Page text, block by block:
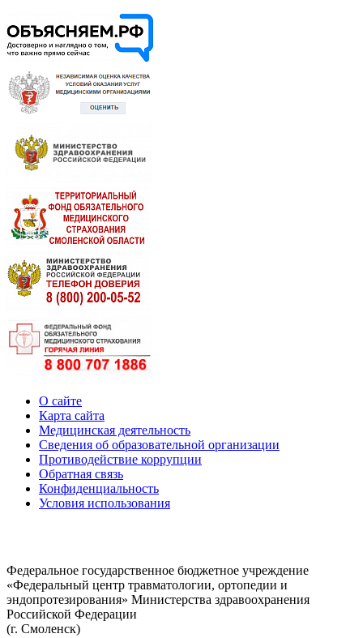
О сайте
Карта сайта
Медицинская деятельность
Сведения об образовательной организации
Противодействие коррупции
Обратная связь
Конфиденциальность
Условия использования
Федеральное государственное бюджетное учреждение
«Федеральный центр травматологии, ортопедии и
эндопротезирования» Министерства здравоохранения
Российской Федерации
(г. Смоленск)